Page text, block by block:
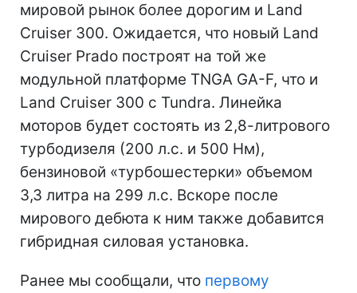
мировой рынок более дорогим и Land
Cruiser 300. Ожидается, что новый Land
Cruiser Prado построят на той же
модульной платформе TNGA GA-F, что и
Land Cruiser 300 с Tundra. Линейка
моторов будет состоять из 2,8-литрового
турбодизеля (200 л.с. и 500 Нм),
бензиновой «турбошестерки» объемом
3,3 литра на 299 л.с. Вскоре после
мирового дебюта к ним также добавится
гибридная силовая установка.
Ранее мы сообщали, что первому